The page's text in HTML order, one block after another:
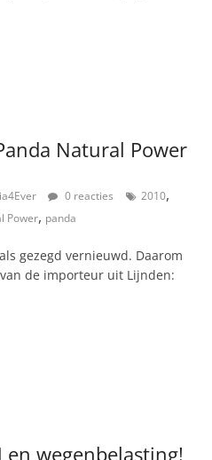
Natural Power
0 reacties 2010,
Power, panda
gezegd vernieuwd. Daarom
de importeur uit Lijnden:
en wegenbelasting!